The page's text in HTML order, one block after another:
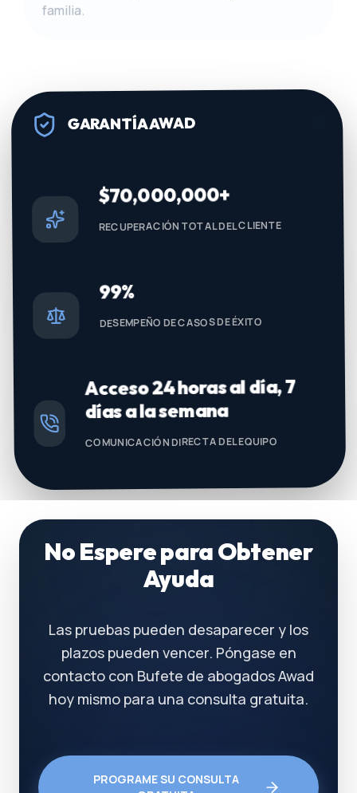
familia.
GARANTÍA AWAD
$70,000,000+
RECUPERACIÓN TOTAL DEL CLIENTE
99%
DESEMPEÑO DE CASOS DE ÉXITO
Acceso 24 horas al día, 7
días a la semana
COMUNICACIÓN DIRECTA DEL EQUIPO
No Espere para Obtener
Ayuda
Las pruebas pueden desaparecer y los
plazos pueden vencer. Póngase en
contacto con Bufete de abogados Awad
hoy mismo para una consulta gratuita.
PROGRAME SU CONSULTA